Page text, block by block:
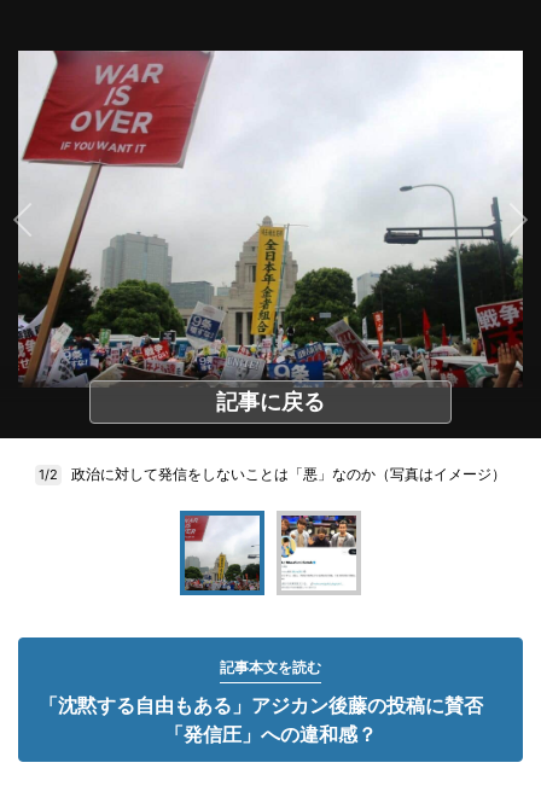
記事に戻る
1/2 政治に対して発信をしないことは「悪」なのか（写真はイメージ）
記事本文を読む
「沈黙する自由もある」アジカン後藤の投稿に賛否
「発信圧」への違和感？